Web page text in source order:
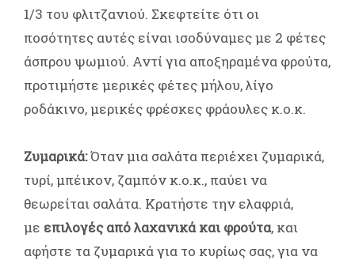
1/3 του φλιτζανιού. Σκεφτείτε ότι οι
ποσότητες αυτές είναι ισοδύναμες με 2 φέτες
άσπρου ψωμιού. Αντί για αποξηραμένα φρούτα,
προτιμήστε μερικές φέτες μήλου, λίγο
ροδάκινο, μερικές φρέσκες φράουλες κ.ο.κ.
Ζυμαρικά:Όταν μια σαλάτα περιέχει ζυμαρικά,
τυρί, μπέικον, ζαμπόν κ.ο.κ., παύει να
θεωρείται σαλάτα. Κρατήστε την ελαφριά,
με επιλογές από λαχανικά και φρούτα, και
αφήστε τα ζυμαρικά για το κυρίως σας, για να